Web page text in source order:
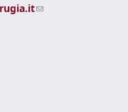
(link sends e-mail)
e-mail)